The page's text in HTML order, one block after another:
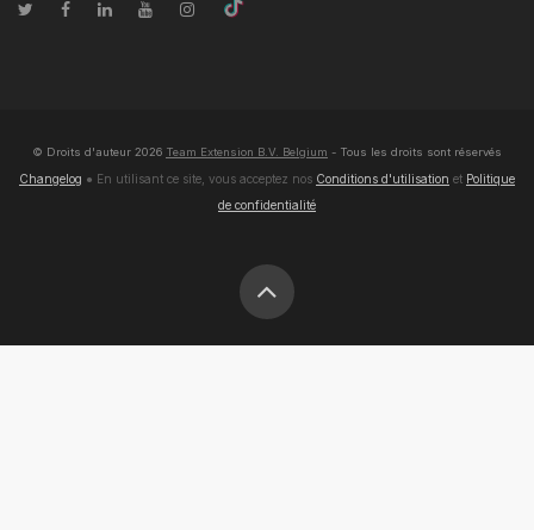
© Droits d'auteur 2026 Team Extension B.V. Belgium - Tous les droits sont réservés
Changelog ● En utilisant ce site, vous acceptez nos Conditions d'utilisation et Politique
de confidentialité